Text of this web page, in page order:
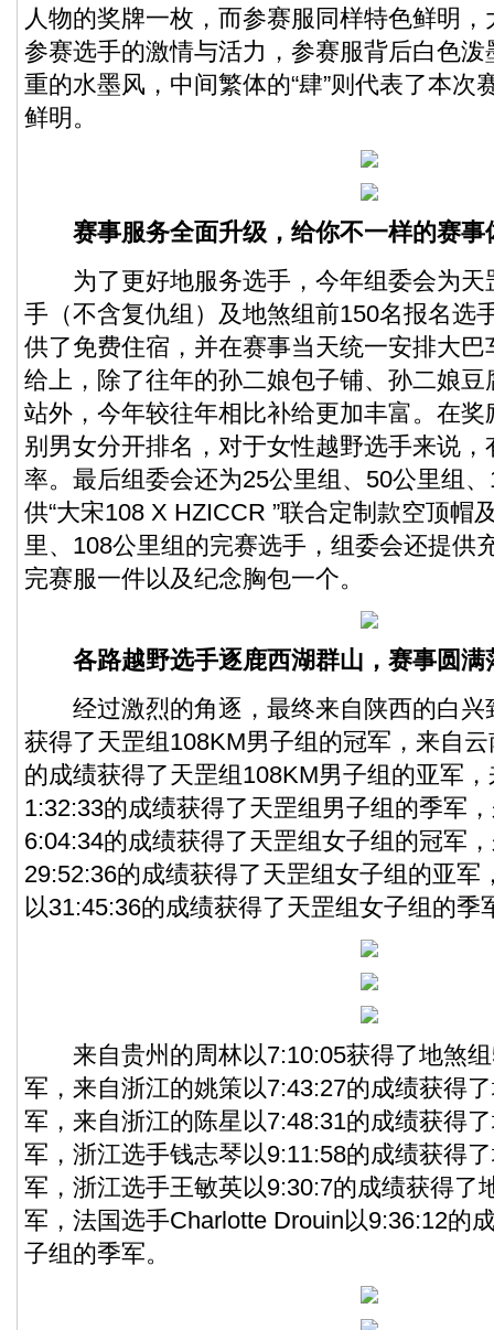
人物的奖牌一枚，而参赛服同样特色鲜明
参赛选手的激情与活力，参赛服背后白色
重的水墨风，中间繁体的“肆”则代表了本次
鲜明。
赛事服务全面升级，给你不一样的赛事
为了更好地服务选手，今年组委会为天
手（不含复仇组）及地煞组前150名报名选
供了免费住宿，并在赛事当天统一安排大
给上，除了往年的孙二娘包子铺、孙二娘
站外，今年较往年相比补给更加丰富。在
别男女分开排名，对于女性越野选手来说
率。最后组委会还为25公里组、50公里组
供“大宋108 X HZICCR ”联合定制款空顶帽
里、108公里组的完赛选手，组委会还提供
完赛服一件以及纪念胸包一个。
各路越野选手逐鹿西湖群山，赛事圆满
经过激烈的角逐，最终来自陕西的白兴
获得了天罡组108KM男子组的冠军，来自
的成绩获得了天罡组108KM男子组的亚军
1:32:33的成绩获得了天罡组男子组的季军
6:04:34的成绩获得了天罡组女子组的冠军
29:52:36的成绩获得了天罡组女子组的亚军
以31:45:36的成绩获得了天罡组女子组的季
来自贵州的周林以7:10:05获得了地煞组
军，来自浙江的姚策以7:43:27的成绩获得
军，来自浙江的陈星以7:48:31的成绩获得
军，浙江选手钱志琴以9:11:58的成绩获得
军，浙江选手王敏英以9:30:7的成绩获得了
军，法国选手Charlotte Drouin以9:36:12的
子组的季军。